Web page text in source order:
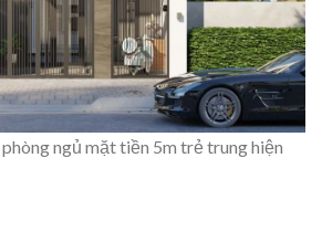
ngủ mặt tiền 5m trẻ trung hiện